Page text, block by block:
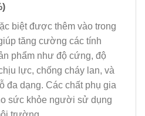
biệt được thêm vào trong
tăng cường các tính
phẩm như độ cứng, độ
lực, chống cháy lan, và
đa dạng. Các chất phụ gia
sức khỏe người sử dụng